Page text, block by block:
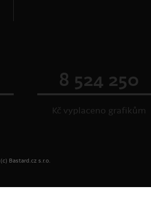
8 524 250
Kč vyplaceno grafikům
(c) Bastard.cz s.r.o.